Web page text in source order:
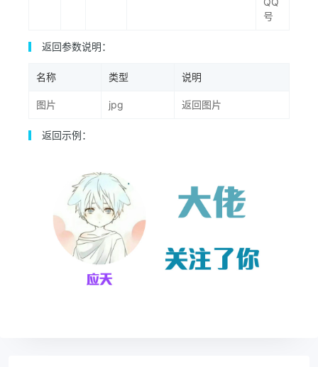
号
返回参数说明：
名称 类型 说明
图片 jpg 返回图片
返回示例：